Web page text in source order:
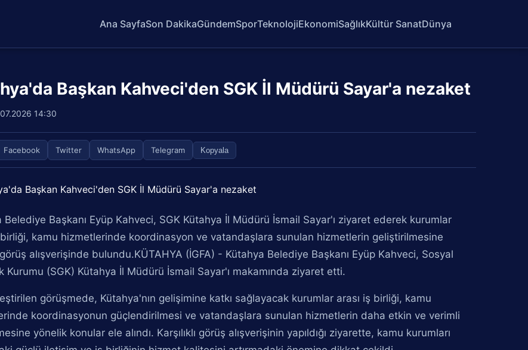
Ana SayfaSon DakikaGündemSporTeknolojiEkonomiSağlıkKültür SanatDünya
Başkan Kahveci'den SGK İl Müdürü Sayar'a nezaket
14:30
Facebook Twitter WhatsApp Telegram Kopyala
Belediye Başkanı Eyüp Kahveci, SGK Kütahya İl Müdürü İsmail Sayar'ı ziyaret ederek kurumlar
birliği, kamu hizmetlerinde koordinasyon ve vatandaşlara sunulan hizmetlerin geliştirilmesine
alışverişinde bulundu.KÜTAHYA (İGFA) - Kütahya Belediye Başkanı Eyüp Kahveci, Sosyal
Kurumu (SGK) Kütahya İl Müdürü İsmail Sayar'ı makamında ziyaret etti.
görüşmede, Kütahya'nın gelişimine katkı sağlayacak kurumlar arası iş birliği, kamu
koordinasyonun güçlendirilmesi ve vatandaşlara sunulan hizmetlerin daha etkin ve verimli
yönelik konular ele alındı. Karşılıklı görüş alışverişinin yapıldığı ziyarette, kamu kurumları